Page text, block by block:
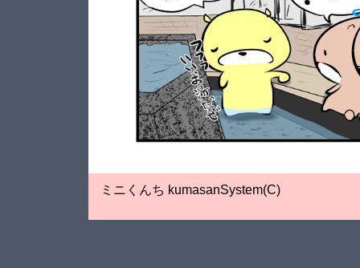
ミニくんち kumasanSystem(C)